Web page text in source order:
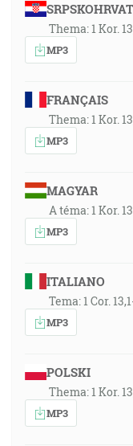
Thema: 1 Kor.
MP3
FRANÇAIS
Thema: 1 Kor.
MP3
MAGYAR
A téma: 1 Kor.
MP3
ITALIANO
Tema: 1 Cor.
MP3
POLSKI
Thema: 1 Kor.
MP3